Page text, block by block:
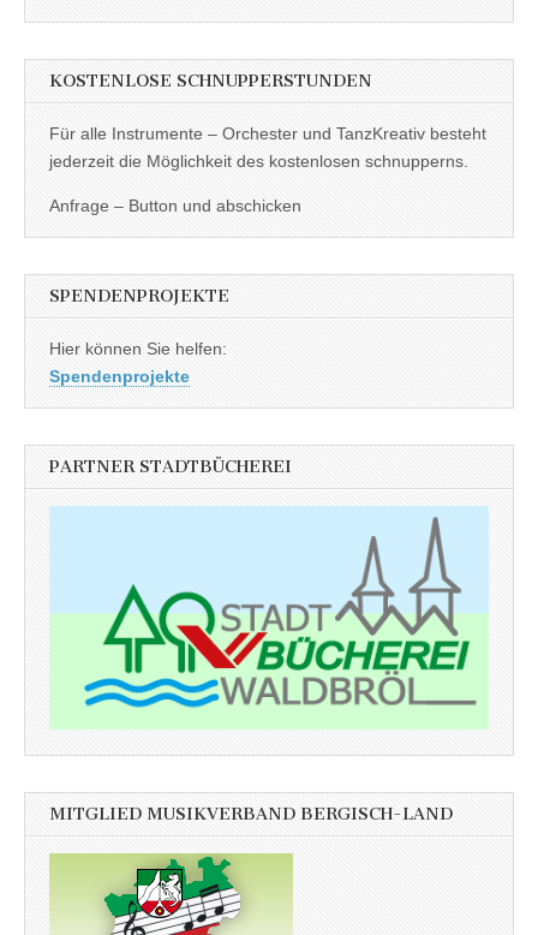
KOSTENLOSE SCHNUPPERSTUNDEN
Für alle Instrumente – Orchester und TanzKreativ besteht
jederzeit die Möglichkeit des kostenlosen schnupperns.
Anfrage – Button und abschicken
SPENDENPROJEKTE
Hier können Sie helfen:
Spendenprojekte
PARTNER STADTBÜCHEREI
MITGLIED MUSIKVERBAND BERGISCH-LAND